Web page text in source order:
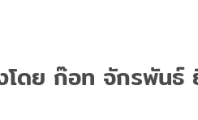
ดย ก๊อท จักรพันธ์